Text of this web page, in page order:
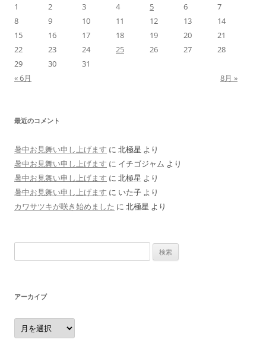
1
2 3 4 5 6
7
8
9 10 11 12 13
14
15
16 17 18 19 20
21
22
23 24 25 26 27
28
29
30
31
« 6月
8月 »
最近のコメント
暑中お見舞い申し上げます に 北極星 より
暑中お見舞い申し上げます に イチゴジャム より
暑中お見舞い申し上げます に 北極星 より
暑中お見舞い申し上げます に いた子 より
カワサツキが咲き始めました に 北極星 より
索:
アーカイブ
ア
ー
カ